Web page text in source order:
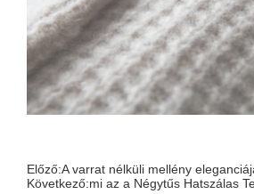
Előző:A varrat nélküli mellény
Következő:mi az a Négytűs Hatszálas